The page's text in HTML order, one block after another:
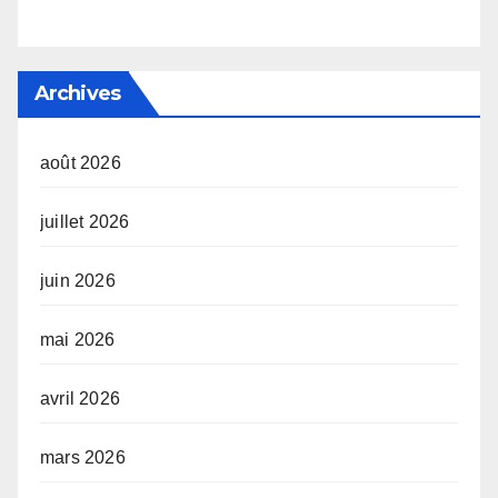
Archives
août 2026
juillet 2026
juin 2026
mai 2026
avril 2026
mars 2026